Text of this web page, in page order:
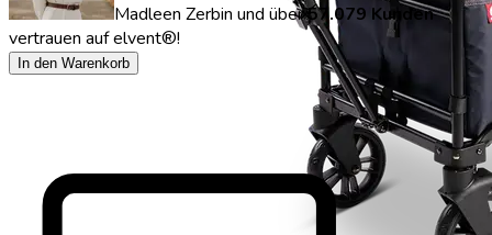
Madleen Zerbin und über57.079 Kunden
vertrauen auf elvent®!
In den Warenkorb